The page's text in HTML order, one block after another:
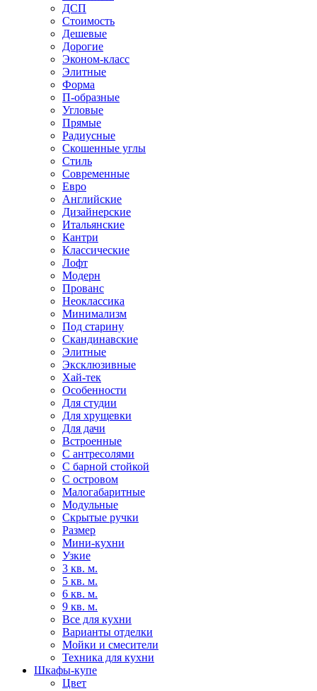
ДСП
Стоимость
Дешевые
Дорогие
Эконом-класс
Элитные
Форма
П-образные
Угловые
Прямые
Радиусные
Скошенные углы
Стиль
Современные
Евро
Английские
Дизайнерские
Итальянские
Кантри
Классические
Лофт
Модерн
Прованс
Неоклассика
Минимализм
Под старину
Скандинавские
Элитные
Эксклюзивные
Хай-тек
Особенности
Для студии
Для хрущевки
Для дачи
Встроенные
С антресолями
С барной стойкой
С островом
Малогабаритные
Модульные
Скрытые ручки
Размер
Мини-кухни
Узкие
3 кв. м.
5 кв. м.
6 кв. м.
9 кв. м.
Все для кухни
Варианты отделки
Мойки и смесители
Техника для кухни
Шкафы-купе
Цвет